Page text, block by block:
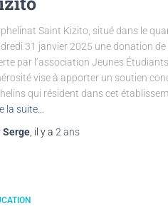
Saint Kizito, situé dans le
31 janvier 2025 une donation de
par l’association Jeunes
vise à apporter un soutien
qui résident dans cet
la suite…
Serge , il y a 2 ans